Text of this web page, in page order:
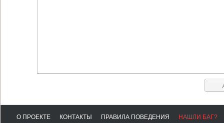
О ПРОЕКТЕ КОНТАКТЫ ПРАВИЛА ПОВЕДЕНИЯ НАШЛИ БАГ?